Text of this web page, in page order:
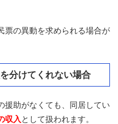
票の異動を求められる場合が
分けてくれない場合
援助がなくても、同居してい
収入 として扱われます。